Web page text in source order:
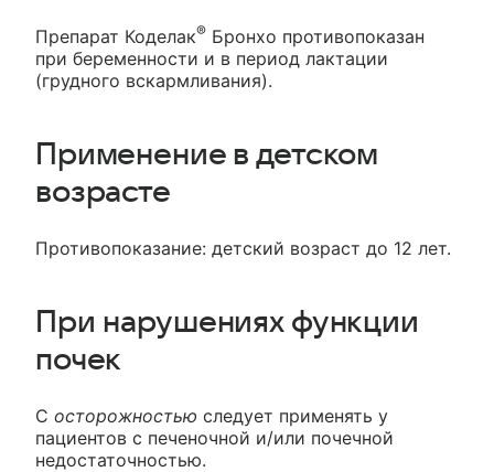
Препарат Коделак® Бронхо противопоказан
при беременности и в период лактации
(грудного вскармливания).
Применение в детском
возрасте
Противопоказание: детский возраст до 12 лет.
При нарушениях функции
почек
С осторожностью следует применять у
пациентов с печеночной и/или почечной
недостаточностью.